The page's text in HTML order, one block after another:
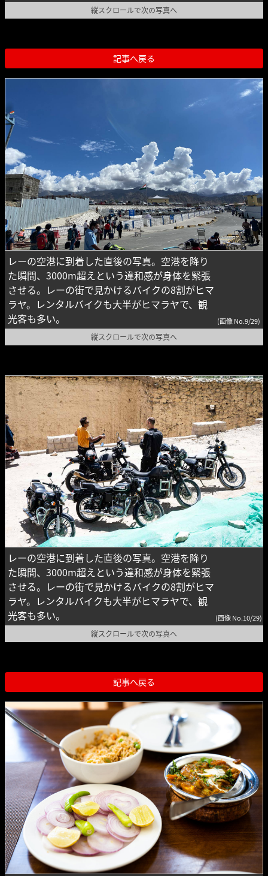
縦スクロールで次の写真へ
記事へ戻る
レーの空港に到着した直後の写真。空港を降り
た瞬間、3000m超えという違和感が身体を緊張
させる。レーの街で見かけるバイクの8割がヒマ
ラヤ。レンタルバイクも大半がヒマラヤで、観
光客も多い。
(画像 No.9/29)
縦スクロールで次の写真へ
レーの空港に到着した直後の写真。空港を降り
た瞬間、3000m超えという違和感が身体を緊張
させる。レーの街で見かけるバイクの8割がヒマ
ラヤ。レンタルバイクも大半がヒマラヤで、観
光客も多い。
(画像 No.10/29)
縦スクロールで次の写真へ
記事へ戻る